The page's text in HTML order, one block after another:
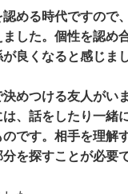
認める時代ですので
した。個性を認め
良くなると感じまし
決めつける友人がい
、話をしたり一緒
のです。相手を理解
を探すことが必要